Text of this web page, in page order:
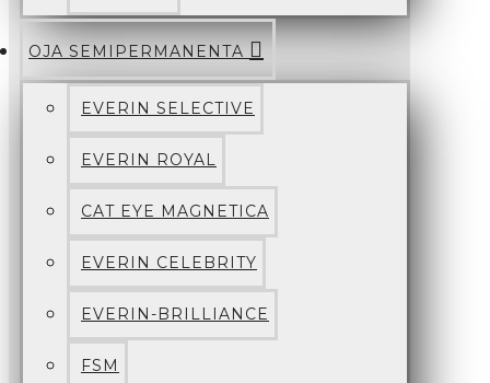
OJA SEMIPERMANENTA
EVERIN SELECTIVE
EVERIN ROYAL
CAT EYE MAGNETICA
EVERIN CELEBRITY
EVERIN-BRILLIANCE
FSM